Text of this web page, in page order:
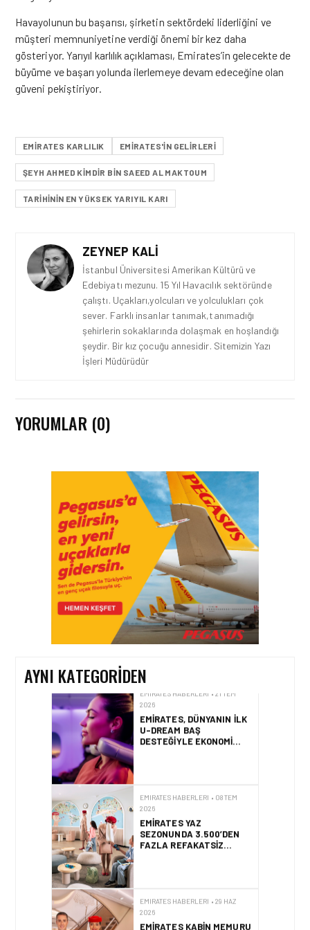
Havayolunun bu başarısı, şirketin sektördeki liderliğini ve
müşteri memnuniyetine verdiği önemi bir kez daha
gösteriyor. Yarıyıl karlılık açıklaması, Emirates’in gelecekte de
büyüme ve başarı yolunda ilerlemeye devam edeceğine olan
güveni pekiştiriyor.
EMIRATES KARLILIK EMIRATES'IN GELIRLERI
ŞEYH AHMED KIMDIR BIN SAEED AL MAKTOUM
TARIHININ EN YÜKSEK YARIYIL KARI
ZEYNEP KALI
İstanbul Üniversitesi Amerikan Kültürü ve
Edebiyatı mezunu. 15 Yıl Havacılık sektöründe
çalıştı. Uçakları,yolcuları ve yolculukları çok
sever. Farklı insanlar tanımak,tanımadığı
şehirlerin sokaklarında dolaşmak en hoşlandığı
şeydir. Bir kız çocuğu annesidir. Sitemizin Yazı
İşleri Müdürüdür
YORUMLAR (0)
AYNI KATEGORIDEN
EMIRATES HABERLERI • 31 TEM
2026
EMIRATES TÜRKIYE’DEKI
39. YILINI KUTLUYOR!
EMIRATES HABERLERI • 29 TEM
EMIRATES SKYWARDS
ÜYELERI ARTIK
AVRUPA’DA 12 BINDEN
FAZLA TREN
KULLANARAK SEYAHAT
EDEBILECEK
EMIRATES HABERLERI • 21 TEM
2026
EMIRATES, DÜNYANIN ILK
U-DREAM BAŞ
DESTEĞIYLE EKONOMI
EMIRATES HABERLERI • 08 TEM
2026
EMIRATES YAZ
SEZONUNDA 3.500’DEN
FAZLA REFAKATSIZ
EMIRATES HABERLERI • 29 HAZ
2026
EMIRATES KABIN MEMURU